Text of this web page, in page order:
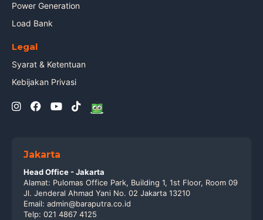
Power Generation
Load Bank
Legal
Syarat & Ketentuan
Kebijakan Privasi
Jakarta
Head Office - Jakarta
Alamat: Pulomas Office Park, Building 1, 1st Floor, Room 09
Jl. Jenderal Ahmad Yani No. 02 Jakarta 13210
Email: admin@baraputra.co.id
Telp: 021 4867 4125